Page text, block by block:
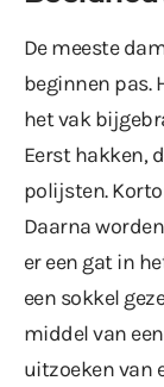
De meeste
beginnen pas.
het vak
Eerst hakken,
polijsten.
Daarna
er een gat in
een sokkel
middel van
uitzoeken van